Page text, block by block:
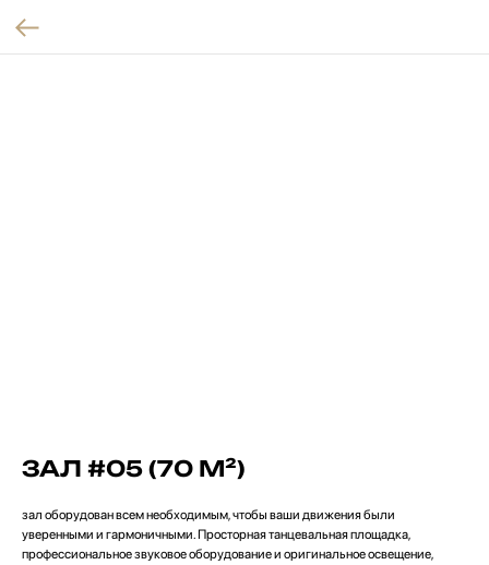
ЗАЛ #05 (70 М²)
зал оборудован всем необходимым, чтобы ваши движения были
уверенными и гармоничными. Просторная танцевальная площадка,
профессиональное звуковое оборудование и оригинальное освещение,